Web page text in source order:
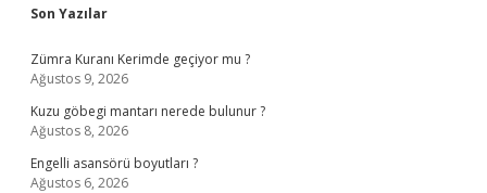
Sidebar
Son Yazılar
Zümra Kuranı Kerimde geçiyor mu ?
Ağustos 9, 2026
Kuzu göbegi mantarı nerede bulunur ?
Ağustos 8, 2026
Engelli asansörü boyutları ?
Ağustos 6, 2026